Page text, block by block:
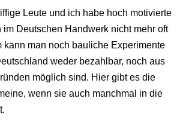
Leute und ich habe hoch motivierte
im Deutschen Handwerk nicht mehr oft
kann man noch bauliche Experimente
weder bezahlbar, noch aus
möglich sind. Hier gibt es die
wenn sie auch manchmal in die